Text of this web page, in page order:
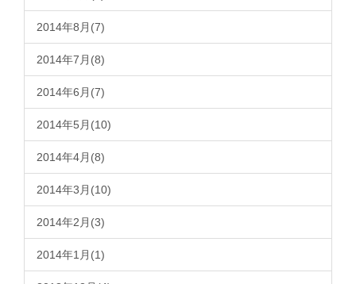
2014年8月(7)
2014年7月(8)
2014年6月(7)
2014年5月(10)
2014年4月(8)
2014年3月(10)
2014年2月(3)
2014年1月(1)